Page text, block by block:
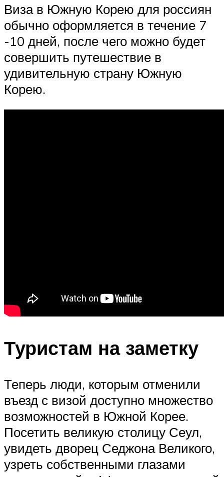
Виза в Южную Корею для россиян
обычно оформляется в течение 7
-10 дней, после чего можно будет
совершить путешествие в
удивительную страну Южную
Корею.
Туристам на заметку
Теперь люди, которым отменили
въезд с визой доступно множество
возможностей в Южной Корее.
Посетить великую столицу Сеул,
увидеть дворец Седжона Великого,
узреть собственными глазами